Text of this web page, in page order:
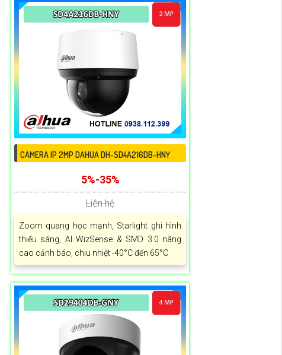
CAMERA IP 2MP DAHUA DH-SD4A216DB-HNY
5%-35%
Liên hệ
Zoom quang học mạnh, Starlight ghi hình
thiếu sáng, AI WizSense & SMD 3.0 nâng
cao cảnh báo, chịu nhiệt -40°C đến 65°C